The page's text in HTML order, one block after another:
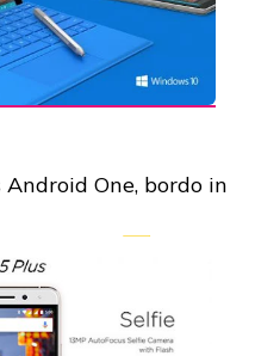
One, bordo in